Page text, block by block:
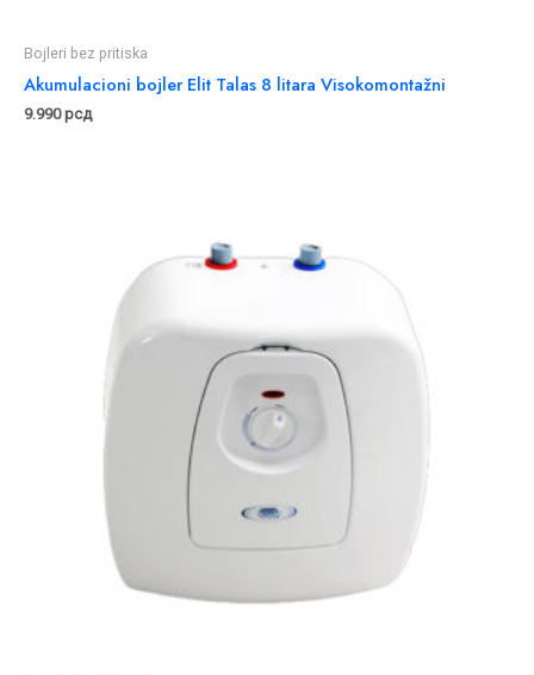
Bojleri bez pritiska
Akumulacioni bojler Elit Talas 8 litara Visokomontažni
9.990рсд